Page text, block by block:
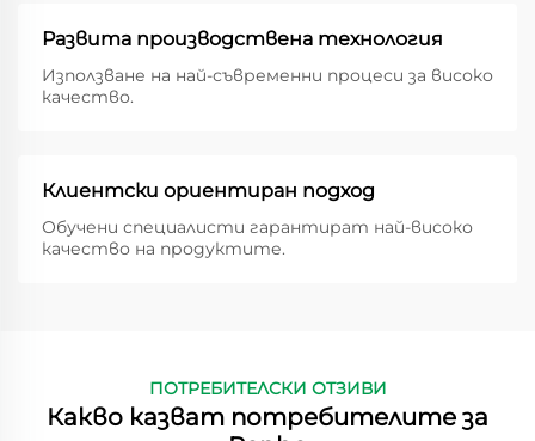
Развита производствена технология
Използване на най-съвременни процеси за високо
качество.
Клиентски ориентиран подход
Обучени специалисти гарантират най-високо
качество на продуктите.
ПОТРЕБИТЕЛСКИ ОТЗИВИ
Какво казват потребителите за